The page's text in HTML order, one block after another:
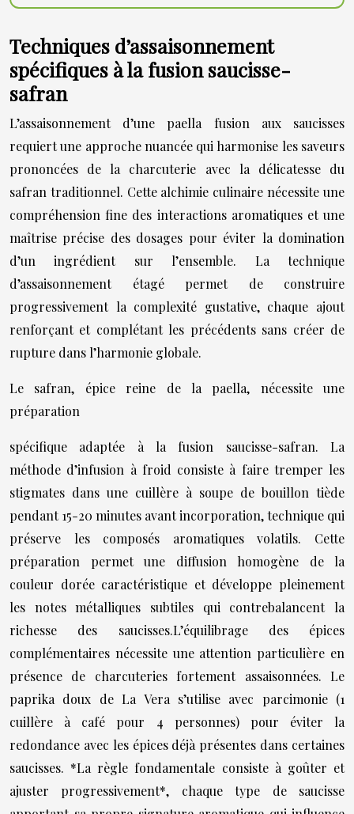
Techniques d’assaisonnement
spécifiques à la fusion saucisse-
safran
L’assaisonnement d’une paella fusion aux saucisses
requiert une approche nuancée qui harmonise les saveurs
prononcées de la charcuterie avec la délicatesse du
safran traditionnel. Cette alchimie culinaire nécessite une
compréhension fine des interactions aromatiques et une
maîtrise précise des dosages pour éviter la domination
d’un ingrédient sur l’ensemble. La technique
d’assaisonnement étagé permet de construire
progressivement la complexité gustative, chaque ajout
renforçant et complétant les précédents sans créer de
rupture dans l’harmonie globale.
Le safran, épice reine de la paella, nécessite une
préparation
spécifique adaptée à la fusion saucisse-safran. La
méthode d’infusion à froid consiste à faire tremper les
stigmates dans une cuillère à soupe de bouillon tiède
pendant 15-20 minutes avant incorporation, technique qui
préserve les composés aromatiques volatils. Cette
préparation permet une diffusion homogène de la
couleur dorée caractéristique et développe pleinement
les notes métalliques subtiles qui contrebalancent la
richesse des saucisses.L’équilibrage des épices
complémentaires nécessite une attention particulière en
présence de charcuteries fortement assaisonnées. Le
paprika doux de La Vera s’utilise avec parcimonie (1
cuillère à café pour 4 personnes) pour éviter la
redondance avec les épices déjà présentes dans certaines
saucisses. *La règle fondamentale consiste à goûter et
ajuster progressivement*, chaque type de saucisse